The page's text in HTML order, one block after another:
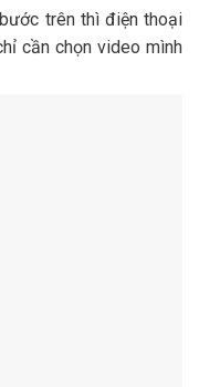
trên thì điện thoại
cần chọn video mình